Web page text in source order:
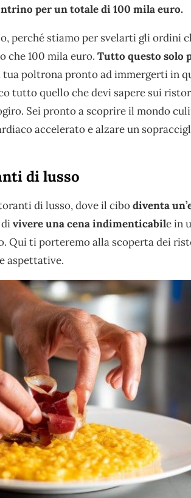
per un totale di 100 mila euro.
perché stiamo per svelarti gli ordini
che 100 mila euro. Tutto questo solo
poltrona pronto ad immergerti in
tutto quello che devi sapere sui
Sei pronto a scoprire il mondo
accelerato e alzare un
di lusso
di lusso, dove il cibodiventa
divivere una cena indimenticabile in
Qui ti porteremo alla scoperta dei
aspettative.